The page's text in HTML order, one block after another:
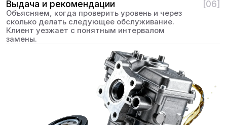
БЕСПЛАТНАЯ ДИАГНОСТИКА
ПОДВЕСКИ
Проверим состояние ходовой
на подъемнике за 30 минут
замене и установке
масляного фильтра 0 ₽